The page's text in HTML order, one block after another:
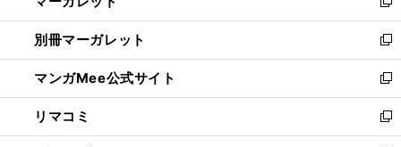
開
く
ウ
で
開
く
い
ウ
ィ
ン
ド
ウ
で
開
新
し
い
ウ
ィ
ン
ド
ウ
別冊マーガレット
新
し
い
ウ
ィ
ン
マンガMee公式サイト
新
し
い
ウ
リマコミ
新
し